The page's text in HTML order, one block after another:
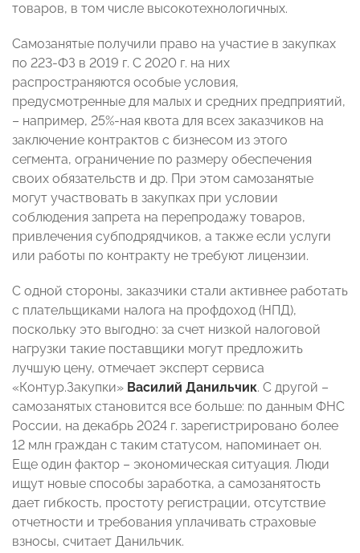
товаров, в том числе высокотехнологичных.
Самозанятые получили право на участие в закупках
по 223-ФЗ в 2019 г. С 2020 г. на них
распространяются особые условия,
предусмотренные для малых и средних предприятий,
– например, 25%-ная квота для всех заказчиков на
заключение контрактов с бизнесом из этого
сегмента, ограничение по размеру обеспечения
своих обязательств и др. При этом самозанятые
могут участвовать в закупках при условии
соблюдения запрета на перепродажу товаров,
привлечения субподрядчиков, а также если услуги
или работы по контракту не требуют лицензии.
С одной стороны, заказчики стали активнее работать
с плательщиками налога на профдоход (НПД),
поскольку это выгодно: за счет низкой налоговой
нагрузки такие поставщики могут предложить
лучшую цену, отмечает эксперт сервиса
«Контур.Закупки» Василий Данильчик. С другой –
самозанятых становится все больше: по данным ФНС
России, на декабрь 2024 г. зарегистрировано более
12 млн граждан с таким статусом, напоминает он.
Еще один фактор – экономическая ситуация. Люди
ищут новые способы заработка, а самозанятость
дает гибкость, простоту регистрации, отсутствие
отчетности и требования уплачивать страховые
взносы, считает Данильчик.